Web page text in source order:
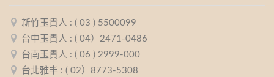
新竹玉貴人 : ( 03 ) 5500099
台中玉貴人 : ( 04）2471-0486
台南玉貴人 : ( 06 ) 2999-000
台北雅丰 : ( 02）8773-5308